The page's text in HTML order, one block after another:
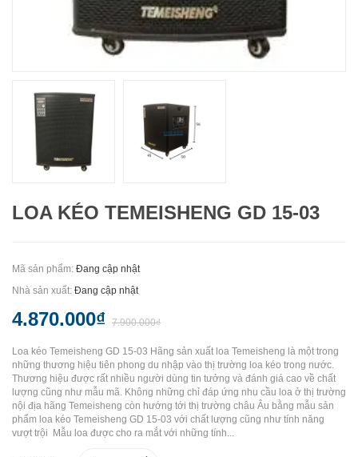
LOA KÉO TEMEISHENG GD 15-03
Mã sản phẩm: Đang cập nhật
Nhà sản xuất: Đang cập nhật
4.870.000₫ 7.900.000₫
Loa kéo Temeisheng GD 15-03 Hãng sản xuất loa Temeisheng là một trong
những thương hiệu tiên phong du nhập vào thị trường loa kéo trong nước.
Thương hiệu được rất nhiều người dùng tin tưởng và đánh giá cao về chất
lượng cũng như mẫu mã. Không những chỉ đáp ứng nhu cầu loa ở thị trường
nội địa hãng Temeisheng còn hướng tới thị trường châu Âu bằng mẫu sản
phẩm loa kéo Temeisheng GD 15-03 với chất lượng cũng như tính năng
vượt trội Mẫu loa được cho ra mắt với những tính...